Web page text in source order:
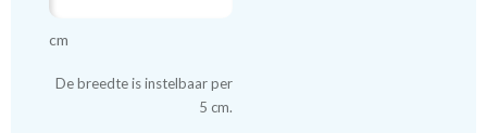
cm
De breedte is instelbaar per
5 cm.